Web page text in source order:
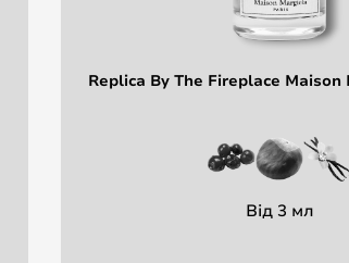
Replica By The Fireplace
Від 3 мл